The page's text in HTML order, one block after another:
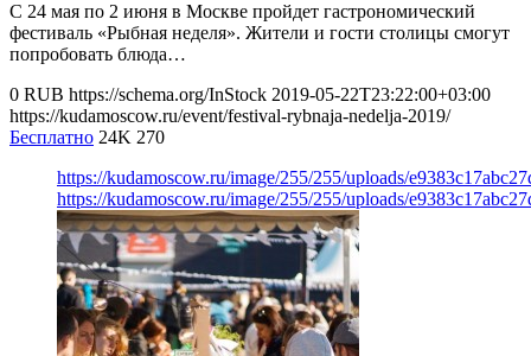
С 24 мая по 2 июня в Москве пройдет гастрономический
фестиваль «Рыбная неделя». Жители и гости столицы смогут
попробовать блюда…
0 RUB https://schema.org/InStock 2019-05-22T23:22:00+03:00
https://kudamoscow.ru/event/festival-rybnaja-nedelja-2019/
Бесплатно 24K 270
https://kudamoscow.ru/image/255/255/uploads/
https://kudamoscow.ru/image/255/255/uploads/